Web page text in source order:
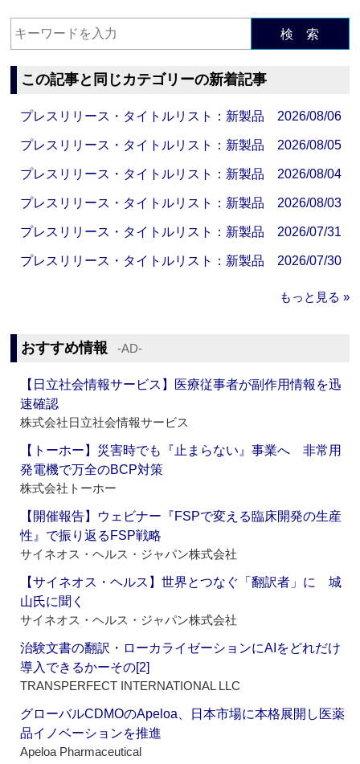
検 索
この記事と同じカテゴリーの新着記事
プレスリリース・タイトルリスト：新製品 2026/08/06
プレスリリース・タイトルリスト：新製品 2026/08/05
プレスリリース・タイトルリスト：新製品 2026/08/04
プレスリリース・タイトルリスト：新製品 2026/08/03
プレスリリース・タイトルリスト：新製品 2026/07/31
プレスリリース・タイトルリスト：新製品 2026/07/30
もっと見る »
おすすめ情報 ‐AD‐
【日立社会情報サービス】医療従事者が副作用情報を迅
速確認
株式会社日立社会情報サービス
【トーホー】災害時でも『止まらない』事業へ 非常用
発電機で万全のBCP対策
株式会社トーホー
【開催報告】ウェビナー『FSPで変える臨床開発の生産
性』で振り返るFSP戦略
サイネオス・ヘルス・ジャパン株式会社
【サイネオス・ヘルス】世界とつなぐ「翻訳者」に 城
山氏に聞く
サイネオス・ヘルス・ジャパン株式会社
治験文書の翻訳・ローカライゼーションにAIをどれだけ
導入できるかーその[2]
TRANSPERFECT INTERNATIONAL LLC
グローバルCDMOのApeloa、日本市場に本格展開し医薬
品イノベーションを推進
Apeloa Pharmaceutical